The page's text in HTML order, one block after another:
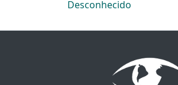
Desconhecido